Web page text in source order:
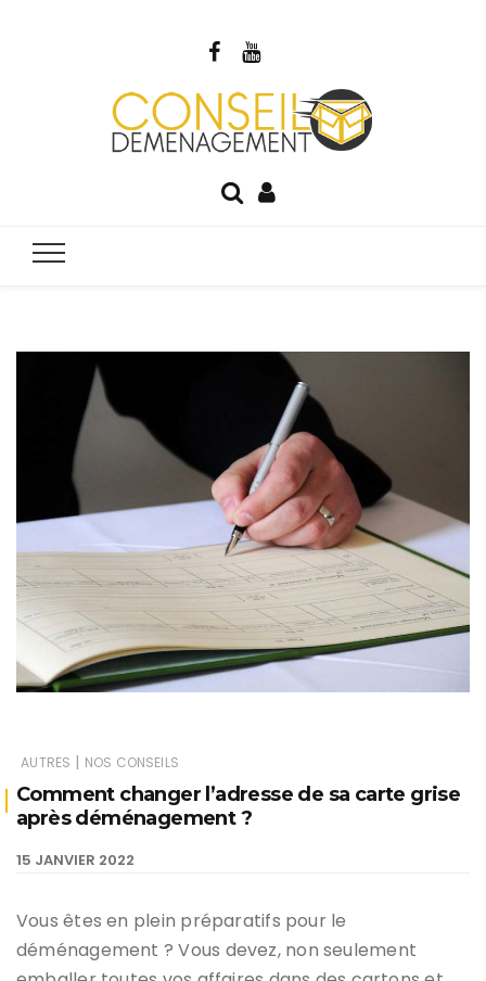
Votre guide du déménagement
AUTRES | NOS CONSEILS
Comment changer l’adresse de sa carte grise
après déménagement ?
15 JANVIER 2022
Vous êtes en plein préparatifs pour le
déménagement ? Vous devez, non seulement